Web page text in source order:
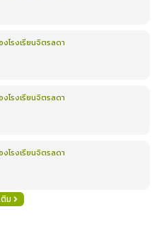
โรงเรียนจิตรลดา
โรงเรียนจิตรลดา
โรงเรียนจิตรลดา
ม